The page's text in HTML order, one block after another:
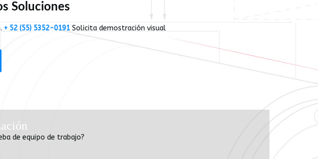
Soluciones
+ 52 (55) 5352-0191 Solicita demostración visual
de equipo de trabajo?